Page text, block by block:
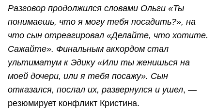
Разговор продолжился словами Ольги «Ты
понимаешь, что я могу тебя посадить?», на
что сын отреагировал «Делайте, что хотите.
Сажайте». Финальным аккордом стал
ультиматум к Эдику «Или ты женишься на
моей дочери, или я тебя посажу». Сын
отказался, послал их, развернулся и ушел, —
резюмирует конфликт Кристина.